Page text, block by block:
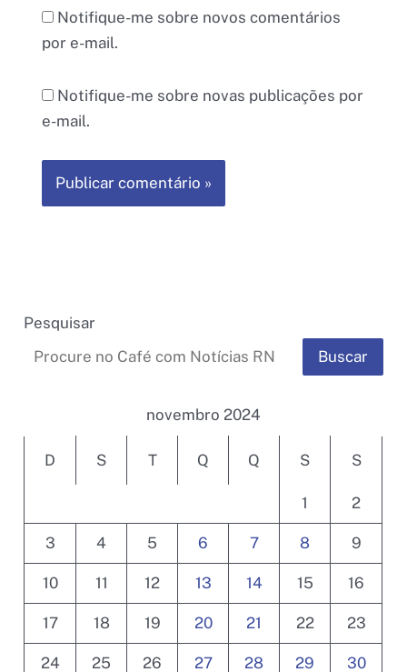
Notifique-me sobre novos comentários
por e-mail.
Notifique-me sobre novas publicações por
e-mail.
Pesquisar
Buscar
novembro 2024
D S T Q Q S S
1 2
3 4 5 6 7 8 9
10 11 12 13 14 15 16
17 18 19 20 21 22 23
24 25 26 27 28 29 30